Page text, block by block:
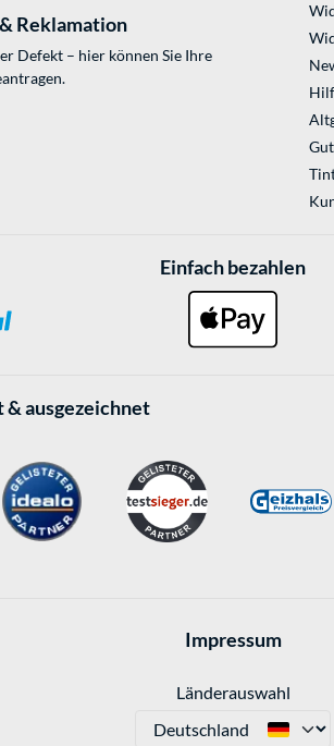
Reklamation
Defekt – hier können Sie Ihre
Einfach bezahlen
& ausgezeichnet
Impressum
Länderauswahl